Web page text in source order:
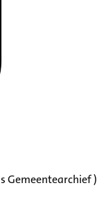
Gemeentearchief )